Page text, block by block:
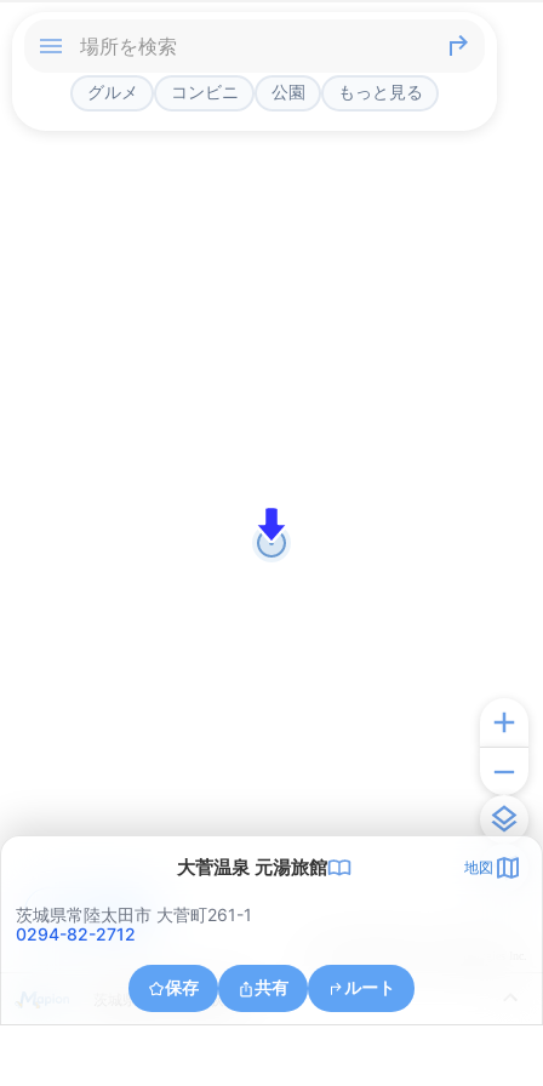
グルメ コンビニ 公園 もっと見る
大菅温泉 元湯旅館 地図
茨城県常陸太田市 大菅町261-1
0294-82-2712
保存 共有 ルート
茨城県日立市中深荻町
アプリで見る